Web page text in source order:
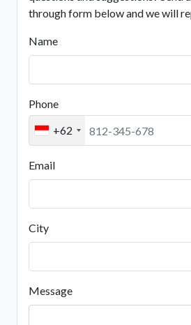
through form below and we will
Name
Phone
+62
Email
City
Message